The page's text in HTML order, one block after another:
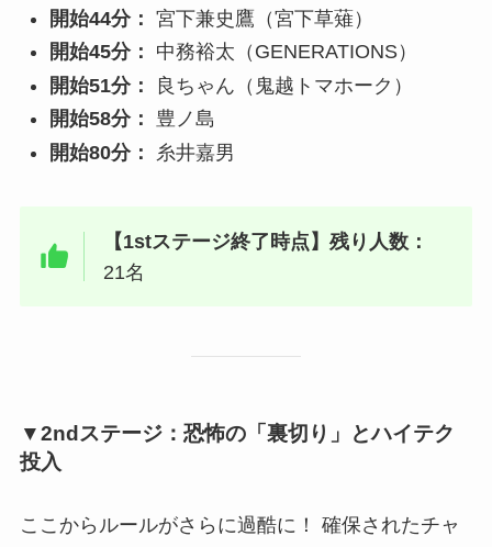
開始44分： 宮下兼史鷹（宮下草薙）
開始45分：
中務裕太（GENERATIONS）
開始51分：
良ちゃん（鬼越トマホーク）
開始58分：
豊ノ島
開始80分：
糸井嘉男
【1stステージ終了時点】残り人数：
21名
▼2ndステージ：恐怖の「裏切り」とハイテク
投入
ここからルールがさらに過酷に！ 確保されたチャ